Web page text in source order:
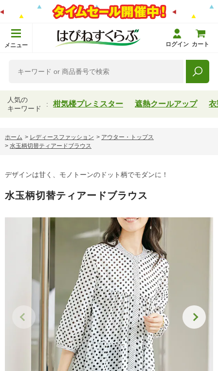
メニュー ログイン カート
人気の
キーワード
柑気楼プレミスター 遮熱クールアップ 衣
ホーム > レディースファッション > アウター・トップス
> 水玉柄切替ティアードブラウス
デザインは甘く、モノトーンのドット柄でモダンに！
水玉柄切替ティアードブラウス